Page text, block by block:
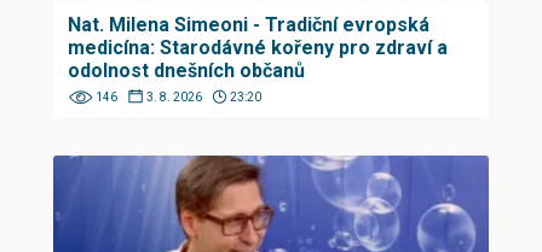
Nat. Milena Simeoni - Tradiční evropská
medicína: Starodávné kořeny pro zdraví a
odolnost dnešních občanů
146 3. 8. 2026 23:20